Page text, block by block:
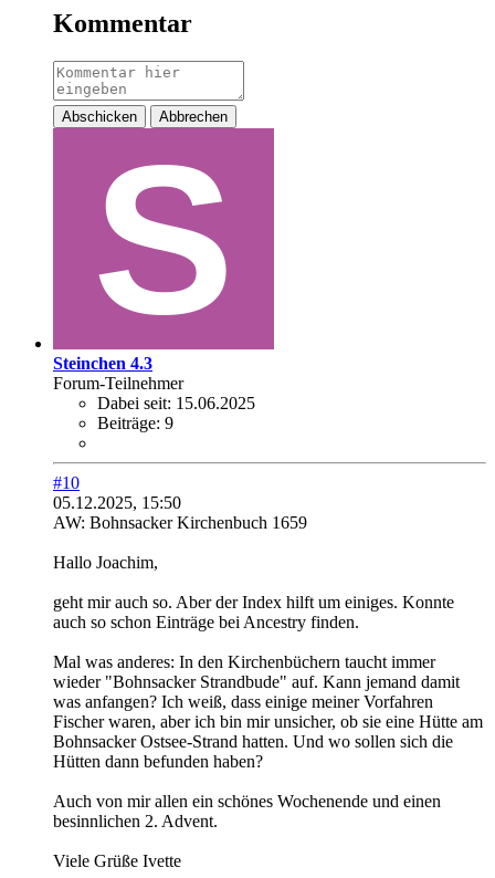
Kommentar
Abschicken Abbrechen
Steinchen 4.3
Forum-Teilnehmer
Dabei seit: 15.06.2025
Beiträge: 9
#10
05.12.2025, 15:50
AW: Bohnsacker Kirchenbuch 1659
Hallo Joachim,
geht mir auch so. Aber der Index hilft um einiges. Konnte
auch so schon Einträge bei Ancestry finden.
Mal was anderes: In den Kirchenbüchern taucht immer
wieder "Bohnsacker Strandbude" auf. Kann jemand damit
was anfangen? Ich weiß, dass einige meiner Vorfahren
Fischer waren, aber ich bin mir unsicher, ob sie eine Hütte am
Bohnsacker Ostsee-Strand hatten. Und wo sollen sich die
Hütten dann befunden haben?
Auch von mir allen ein schönes Wochenende und einen
besinnlichen 2. Advent.
Viele Grüße Ivette